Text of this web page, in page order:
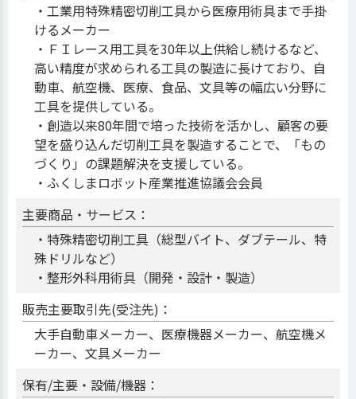
・工業用特殊精密切削工具から医療用術具まで手掛
けるメーカー
・ＦＩレース用工具を30年以上供給し続けるなど、
高い精度が求められる工具の製造に長けており、自
動車、航空機、医療、食品、文具等の幅広い分野に
工具を提供している。
・創造以来80年間で培った技術を活かし、顧客の要
望を盛り込んだ切削工具を製造することで、「もの
づくり」の課題解決を支援している。
・ふくしまロボット産業推進協議会会員
主要商品・サービス：
・特殊精密切削工具（総型バイト、ダブテール、特
殊ドリルなど）
・整形外科用術具（開発・設計・製造）
販売主要取引先(受注先)：
大手自動車メーカー、医療機器メーカー、航空機メ
ーカー、文具メーカー
保有/主要・設備/機器：